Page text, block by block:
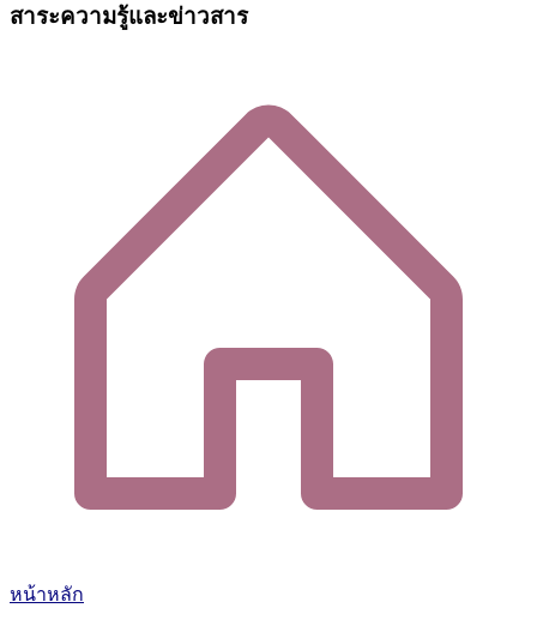
สาระความรู้และข่าวสาร
หน้าหลัก